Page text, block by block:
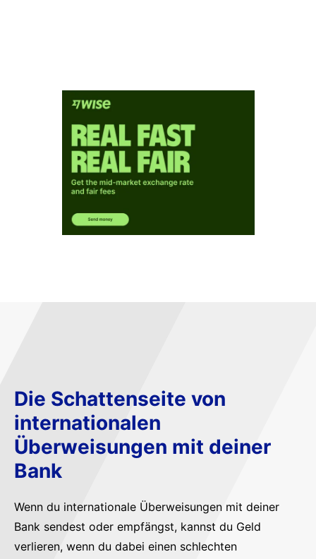
Die Schattenseite von
internationalen
Überweisungen mit deiner
Bank
Wenn du internationale Überweisungen mit deiner
Bank sendest oder empfängst, kannst du Geld
verlieren, wenn du dabei einen schlechten